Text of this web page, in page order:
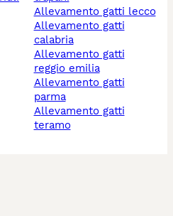
allevamento gatti lecco
allevamento gatti
calabria
allevamento gatti
reggio emilia
allevamento gatti
parma
allevamento gatti
teramo